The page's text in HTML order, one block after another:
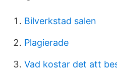
Bilverkstad salen
Plagierade
Vad kostar det att